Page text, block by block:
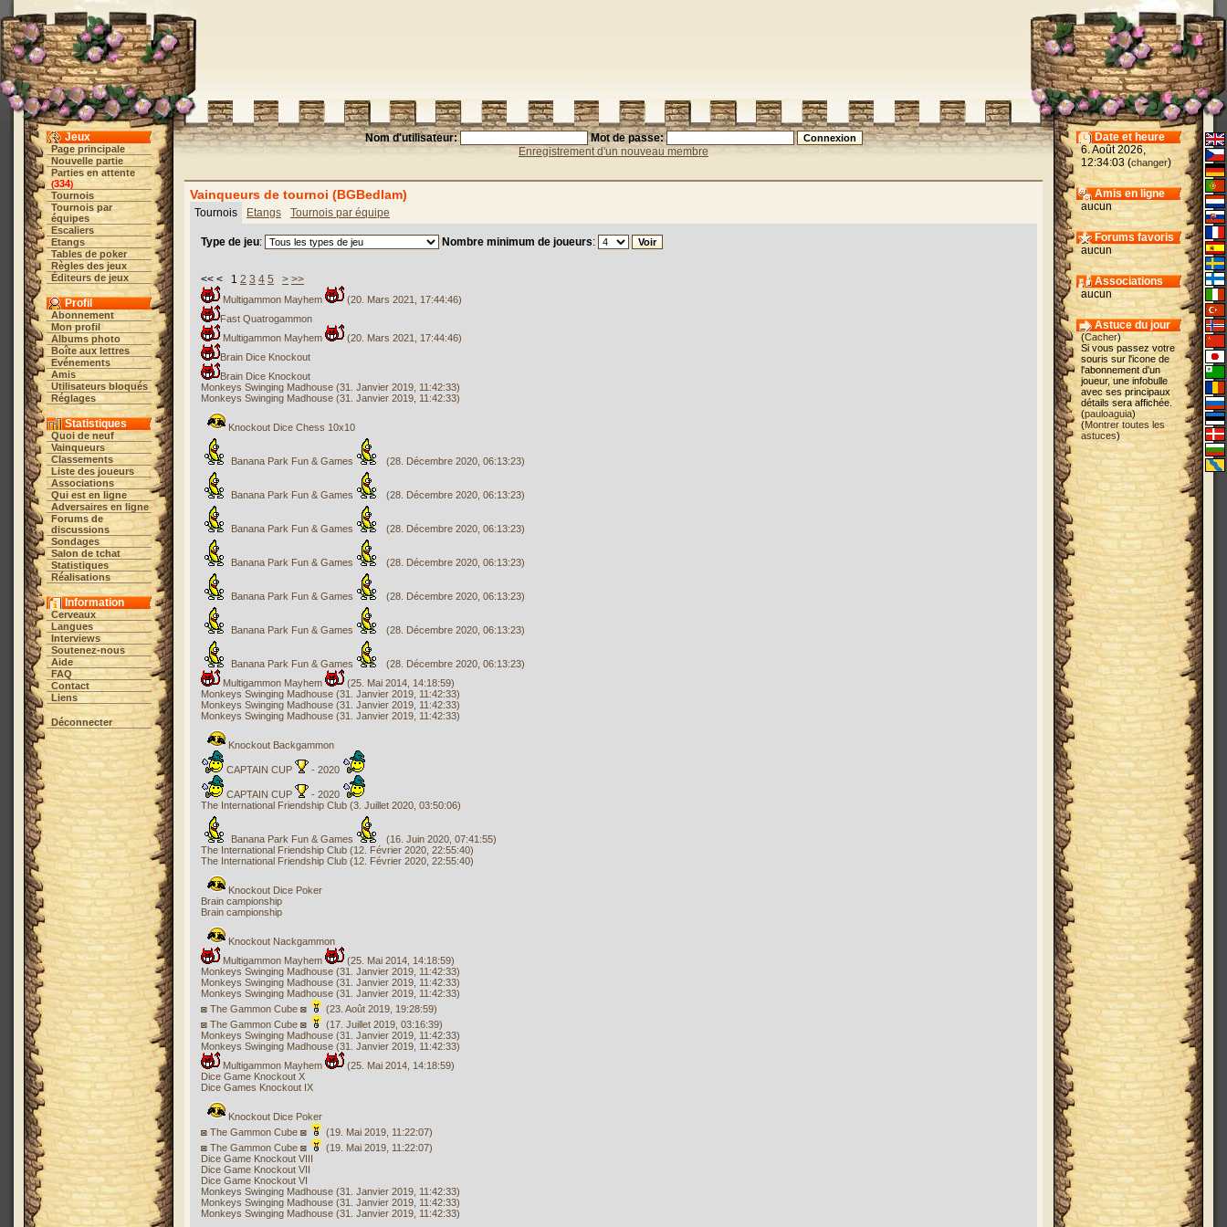
Jeux
Page principale
Nouvelle partie
Parties en attente
(334)
Tournois
Tournois par
équipes
Escaliers
Etangs
Tables de poker
Règles des jeux
Éditeurs de jeux
Profil
Abonnement
Mon profil
Albums photo
Boîte aux lettres
Evénements
Amis
Utilisateurs bloqués
Réglages
Statistiques
Quoi de neuf
Vainqueurs
Classements
Liste des joueurs
Associations
Qui est en ligne
Adversaires en ligne
Forums de
discussions
Sondages
Salon de tchat
Statistiques
Réalisations
Information
Cerveaux
Langues
Interviews
Soutenez-nous
Aide
FAQ
Contact
Liens
Déconnecter
Nom d'utilisateur:
Mot de passe:
Enregistrement d'un nouveau membre
Vainqueurs de tournoi (BGBedlam)
Tournois Etangs Tournois par équipe
Type de jeu: Nombre minimum de joueurs:
<< < 1 2 3 4 5 > >>
Multigammon Mayhem
(20. Mars 2021, 17:44:46)
Fast Quatrogammon
Multigammon Mayhem
(20. Mars 2021, 17:44:46)
Brain Dice Knockout
Brain Dice Knockout
Monkeys Swinging Madhouse (31. Janvier 2019, 11:42:33)
Monkeys Swinging Madhouse (31. Janvier 2019, 11:42:33)
Knockout Dice Chess 10x10
Banana Park Fun & Games (28. Décembre 2020, 06:13:23)
Banana Park Fun & Games (28. Décembre 2020, 06:13:23)
Banana Park Fun & Games (28. Décembre 2020, 06:13:23)
Banana Park Fun & Games (28. Décembre 2020, 06:13:23)
Banana Park Fun & Games (28. Décembre 2020, 06:13:23)
Banana Park Fun & Games (28. Décembre 2020, 06:13:23)
Banana Park Fun & Games
(28. Décembre 2020, 06:13:23)
Multigammon Mayhem
(25. Mai 2014, 14:18:59)
Monkeys Swinging Madhouse (31. Janvier 2019, 11:42:33)
Monkeys Swinging Madhouse (31. Janvier 2019, 11:42:33)
Monkeys Swinging Madhouse (31. Janvier 2019, 11:42:33)
Knockout Backgammon
CAPTAIN CUP - 2020
CAPTAIN CUP
- 2020
The International Friendship Club (3. Juillet 2020, 03:50:06)
Banana Park Fun & Games
(16. Juin 2020, 07:41:55)
The International Friendship Club (12. Février 2020, 22:55:40)
The International Friendship Club (12. Février 2020, 22:55:40)
Knockout Dice Poker
Brain campionship
Brain campionship
Knockout Nackgammon
Multigammon Mayhem
(25. Mai 2014, 14:18:59)
Monkeys Swinging Madhouse (31. Janvier 2019, 11:42:33)
Monkeys Swinging Madhouse (31. Janvier 2019, 11:42:33)
Monkeys Swinging Madhouse (31. Janvier 2019, 11:42:33)
◙ The Gammon Cube ◙
(23. Août 2019, 19:28:59)
◙ The Gammon Cube ◙
(17. Juillet 2019, 03:16:39)
Monkeys Swinging Madhouse (31. Janvier 2019, 11:42:33)
Monkeys Swinging Madhouse (31. Janvier 2019, 11:42:33)
Multigammon Mayhem
(25. Mai 2014, 14:18:59)
Dice Game Knockout X
Dice Games Knockout IX
Knockout Dice Poker
◙ The Gammon Cube ◙
(19. Mai 2019, 11:22:07)
◙ The Gammon Cube ◙
(19. Mai 2019, 11:22:07)
Dice Game Knockout VIII
Dice Game Knockout VII
Dice Game Knockout VI
Monkeys Swinging Madhouse (31. Janvier 2019, 11:42:33)
Monkeys Swinging Madhouse (31. Janvier 2019, 11:42:33)
Monkeys Swinging Madhouse (31. Janvier 2019, 11:42:33)
Date et heure
6. Août 2026,
12:34:03 (changer)
Amis en ligne
aucun
Forums favoris
aucun
Associations
aucun
Astuce du jour
(Cacher)
Si vous passez votre
souris sur l'icone de
l'abonnement d'un
joueur, une infobulle
avec ses principaux
détails sera affichée.
(pauloaguia)
(Montrer toutes les
astuces)